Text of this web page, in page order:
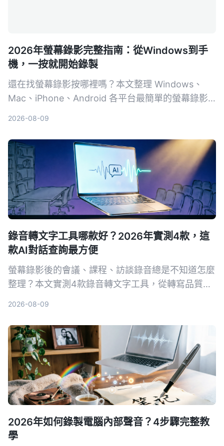
2026年螢幕錄影完整指南：從Windows到手
機，一按就開始錄製
還在找螢幕錄影按哪裡嗎？本文整理 Windows、
Mac、iPhone、Android 各平台最簡單的螢幕錄影
2026-08-09
錄音轉文字工具哪款好？2026年實測4款，這
款AI對話查詢最方便
螢幕錄影後的會議、課程、訪談錄音總是不知道怎麼
整理？本文實測4款錄音轉文字工具，從轉寫品質、
2026-08-09
2026年如何錄製電腦內部聲音？4步驟完整教
學